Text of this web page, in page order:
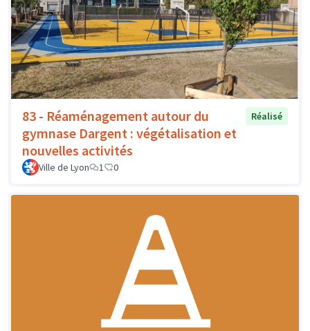
83 - Réaménagement autour du
gymnase Dargent : végétalisation et
nouvelles activités
Réalisé
Ville de Lyon 1 0